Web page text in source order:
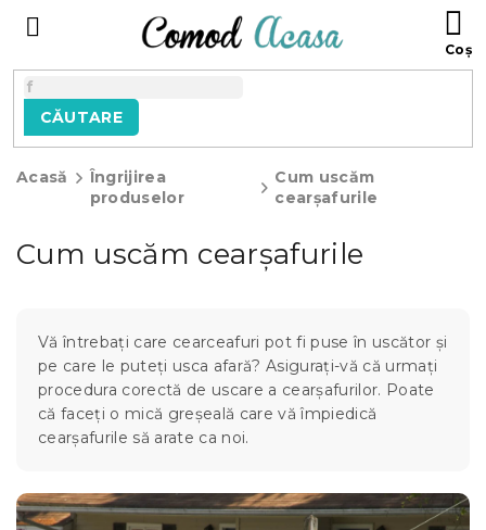
CĂUTARE
Acasă
Îngrijirea
produselor
Cum uscăm
cearșafurile
Cum uscăm cearșafurile
Vă întrebați care cearceafuri pot fi puse în uscător și
pe care le puteți usca afară? Asigurați-vă că urmați
procedura corectă de uscare a cearșafurilor. Poate
că faceți o mică greșeală care vă împiedică
cearșafurile să arate ca noi.